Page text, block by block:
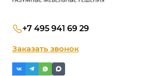
+7 495 941 69 29
Заказать звонок